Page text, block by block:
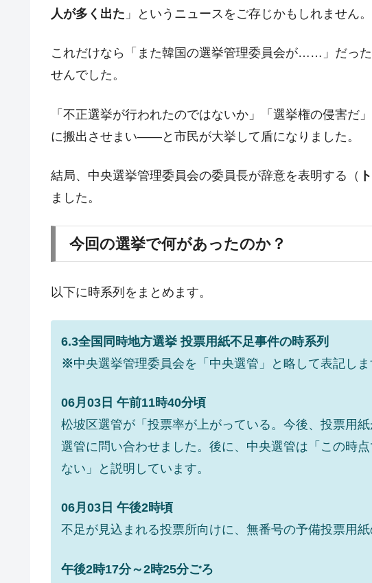
『Money1』 韓国『国民年金公団』株価暴落で200兆蒸発。
『Money1』 韓国「橋が落ちました」⇒ 耐久性「なさすぎ」では
『Money1』
米国下院「韓国の公務員個人をターゲットにぶん
する差別。許してはおかぬ
『Money1』 韓国半導体『SKハイニックス』2026年2Qの業績「
『Money1』
『Money1』
【速報】韓国株式市場の暴落・本日07月29日(水)も
発動！
『Money1』 韓国「株式市場が賭博場のように変質したのは政界の
『Money1』 韓国「2026年1Q 資金循環統計」面白い結果に。
『Money1』 韓国化学企業最大手『ロッテケミカル』純借入金が
Fact1 日本の誇る海洋資源調査船『白嶺』は先進技術の塊！
Fact1 夏の甲子園、優勝校を最も多く輩出している都道府県とは？
Fact1 今話題の「楽天ライオンズ」とは？
Fact1 奇跡の毛色「白毛馬」とは？
Fact1 全て勝つといくら？ 競馬GI競走で勝利騎手がもらえる賞金
Fact1 発表から2日で大崩壊、鳴かず飛ばずに終わりそうなスー
Fact1 甲子園通算本塁打、最多の清原に次いで多く打っている意
人が多く出た 」というニュースをご存じかもしれません。
これだけなら「また韓国の選挙管理委員会が……」だっ
せんでした。
「不正選挙が行われたのではないか」「選挙権の侵害だ
に搬出させまい――と市民が大挙して盾になりました。
結局、中央選挙管理委員会の委員長が辞意を表明する（
ました。
今回の選挙で何があったのか？
以下に時系列をまとめます。
6.3全国同時地方選挙 投票用紙不足事件の時系列
※中央選挙管理委員会を「中央選管」と略して表記しま
06月03日 午前11時40分頃
松坡区選管が「投票率が上がっている。今後、投票用
選管に問い合わせました。後に、中央選管は「この時
ない」と説明しています。
06月03日 午後2時頃
不足が見込まれる投票所向けに、無番号の予備投票用
午後2時17分～2時25分ごろ